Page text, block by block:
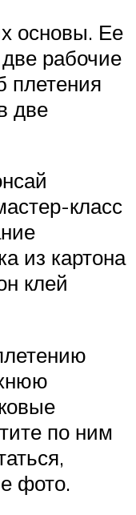
основы. Ее
рабочие
плетения
две
класс
из картона
клей
по ним
фото.